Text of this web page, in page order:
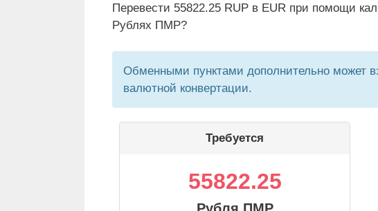
Перевести 55822.25 RUP в EUR при помощи
Рублях ПМР?
Обменными пунктами дополнительно может
валютной конвертации.
Требуется
55822.25